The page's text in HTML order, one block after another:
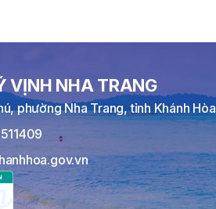
VỊNH NHA TRANG
phường Nha Trang, tỉnh Khánh Hòa